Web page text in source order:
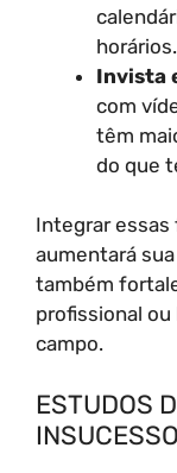
horários.
Invista
com
têm
do que
Integrar essas
aumentará
também
profissional
campo.
ESTUDOS